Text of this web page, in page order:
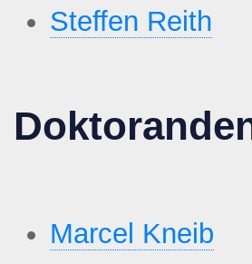
Steffen Reith
Marcel Kneib